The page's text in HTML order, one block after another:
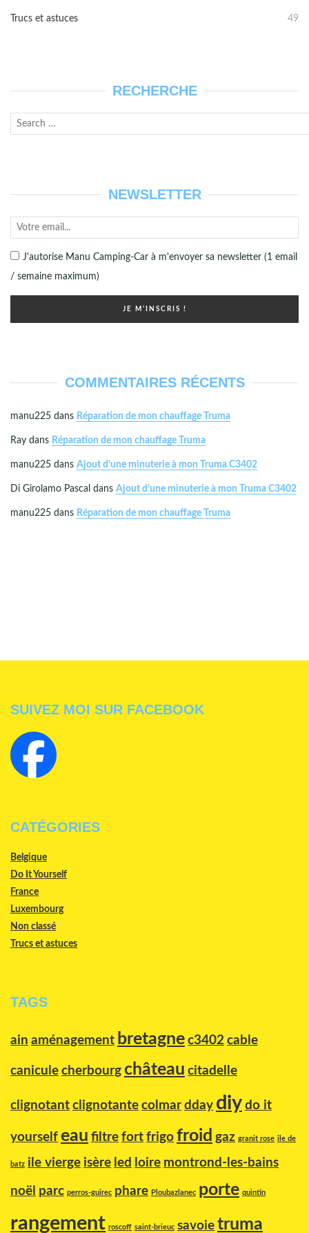
Trucs et astuces 49
RECHERCHE
Recherche
NEWSLETTER
J'autorise Manu Camping-Car à m'envoyer sa newsletter (1 email
/ semaine maximum)
COMMENTAIRES RÉCENTS
manu225 dans Réparation de mon chauffage Truma
Ray dans Réparation de mon chauffage Truma
manu225 dans Ajout d’une minuterie à mon Truma C3402
Di Girolamo Pascal dans Ajout d’une minuterie à mon Truma C3402
manu225 dans Réparation de mon chauffage Truma
SUIVEZ MOI SUR FACEBOOK
CATÉGORIES
Belgique
Do It Yourself
France
Luxembourg
Non classé
Trucs et astuces
TAGS
ain aménagement bretagne c3402 cable
canicule cherbourg château citadelle
clignotant clignotante colmar dday diy do it
yourself eau filtre fort frigo froid gaz granit rose ile de
batz ile vierge isère led loire montrond-les-bains
noël parc perros-guirec phare Ploubazlanec porte quintin
rangement roscoff saint-brieuc savoie truma